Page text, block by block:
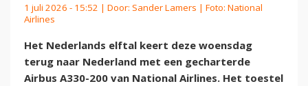
1 juli 2026 - 15:52 | Door: Sander Lamers | Foto: National
Airlines
Het Nederlands elftal keert deze woensdag
terug naar Nederland met een gecharterde
Airbus A330-200 van National Airlines. Het toestel